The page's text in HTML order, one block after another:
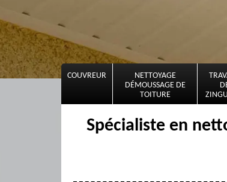
COUVREUR
NETTOYAGE
DÉMOUSSAGE DE
TOITURE
Spécialiste en